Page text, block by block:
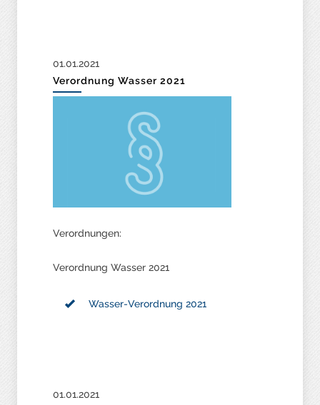
01.01.2021
Verordnung Wasser 2021
Verordnungen:
Verordnung Wasser 2021
Wasser-Verordnung 2021
01.01.2021